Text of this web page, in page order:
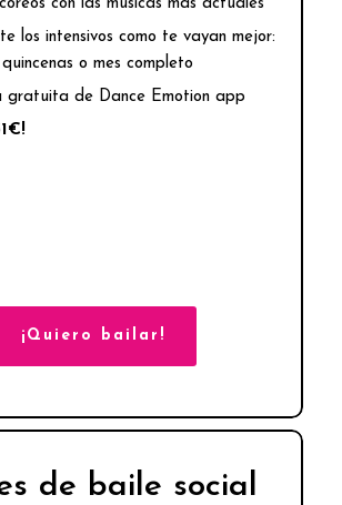
con las músicas más actuales
los intensivos como te vayan mejor:
quincenas o mes completo
gratuita de Dance Emotion app
¡Quiero bailar!
de baile social